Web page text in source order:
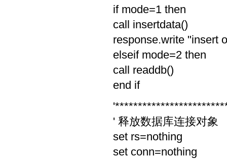
if mode=1 then
call insertdata()
response.write "insert
elseif mode=2 then
call readdb()
end if
' 释放数据库连接对象
set rs=nothing
set conn=nothing